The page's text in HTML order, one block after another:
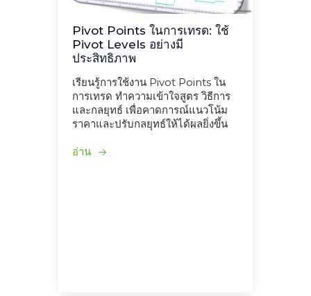
Pivot Points ในการเทรด: ใช้
Pivot Levels อย่างมี
ประสิทธิภาพ
เรียนรู้การใช้งาน Pivot Points ใน
การเทรด ทำความเข้าใจสูตร วิธีการ
และกลยุทธ์ เพื่อคาดการณ์แนวโน้ม
ราคาและปรับกลยุทธ์ให้ได้ผลยิ่งขึ้น
อ่าน